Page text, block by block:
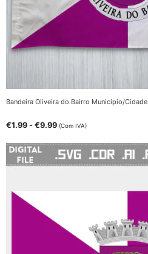
Bandeira Oliveira do Bairro Município/Cidade
€1.99 - €9.99 (Com IVA)